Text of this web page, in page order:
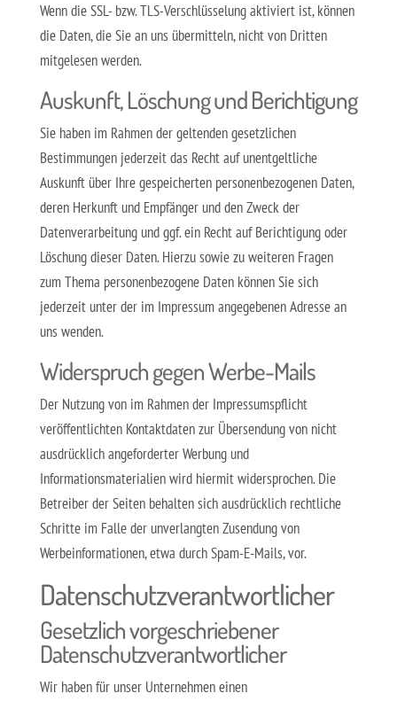
Wenn die SSL- bzw. TLS-Verschlüsselung aktiviert ist, können
die Daten, die Sie an uns übermitteln, nicht von Dritten
mitgelesen werden.
Auskunft, Löschung und Berichtigung
Sie haben im Rahmen der geltenden gesetzlichen
Bestimmungen jederzeit das Recht auf unentgeltliche
Auskunft über Ihre gespeicherten personenbezogenen Daten,
deren Herkunft und Empfänger und den Zweck der
Datenverarbeitung und ggf. ein Recht auf Berichtigung oder
Löschung dieser Daten. Hierzu sowie zu weiteren Fragen
zum Thema personenbezogene Daten können Sie sich
jederzeit unter der im Impressum angegebenen Adresse an
uns wenden.
Widerspruch gegen Werbe-Mails
Der Nutzung von im Rahmen der Impressumspflicht
veröffentlichten Kontaktdaten zur Übersendung von nicht
ausdrücklich angeforderter Werbung und
Informationsmaterialien wird hiermit widersprochen. Die
Betreiber der Seiten behalten sich ausdrücklich rechtliche
Schritte im Falle der unverlangten Zusendung von
Werbeinformationen, etwa durch Spam-E-Mails, vor.
Datenschutzverantwortlicher
Gesetzlich vorgeschriebener
Datenschutzverantwortlicher
Wir haben für unser Unternehmen einen